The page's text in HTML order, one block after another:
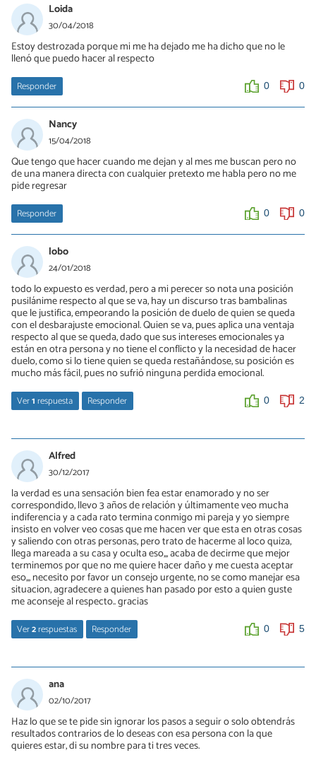
Loida
30/04/2018
Estoy destrozada porque mi me ha dejado me ha dicho que no le
llenó que puedo hacer al respecto
Responder 0 0
Nancy
15/04/2018
Que tengo que hacer cuando me dejan y al mes me buscan pero no
de una manera directa con cualquier pretexto me habla pero no me
pide regresar
Responder 0 0
lobo
24/01/2018
todo lo expuesto es verdad, pero a mi perecer so nota una posición
pusilánime respecto al que se va, hay un discurso tras bambalinas
que le justifica, empeorando la posición de duelo de quien se queda
con el desbarajuste emocional. Quien se va, pues aplica una ventaja
respecto al que se queda, dado que sus intereses emocionales ya
están en otra persona y no tiene el conflicto y la necesidad de hacer
duelo, como si lo tiene quien se queda restañándose, su posición es
mucho más fácil, pues no sufrió ninguna perdida emocional.
Ver1respuesta Responder 0 2
01/03/2022
El que desgarra emocionalmente ( el que deja) también sufre una
pérdida y También tiene que superar un duelo, quizás no tan
intenso como al que dejaron, pero incluso estando con una
nueva persona se tiene que hacer un duelo de la anterior porque
toda pérdida siempre es dolorosa y dejar a alguien aunque
estemos seguro También es perder. Todos tenemos siempre
conflictos y somos seres en falta
0
Alfred
30/12/2017
la verdad es una sensación bien fea estar enamorado y no ser
correspondido, llevo 3 años de relación y últimamente veo mucha
indiferencia y a cada rato termina conmigo mi pareja y yo siempre
insisto en volver veo cosas que me hacen ver que esta en otras cosas
y saliendo con otras personas, pero trato de hacerme al loco quiza,
llega mareada a su casa y oculta eso,,, acaba de decirme que mejor
terminemos por que no me quiere hacer daño y me cuesta aceptar
eso,,, necesito por favor un consejo urgente, no se como manejar esa
situacion, agradecere a quienes han pasado por esto a quien guste
me aconseje al respecto.. gracias
Ver2respuestas Responder 0 5
Te doy un consejo, dejala ir, evita cualquier contacto con ella, deja
que sienta que te pierde, quizas van a pasar meses en que no te
busque o no te hable, vas a pasarlo triste y vas a pensar que no le
importas, pero cuando empiece a sentir que te perdió, se va a dar
cuenta y va a aterrizar y te va a buscar, cuando vuelva, no se lo
ana
02/10/2017
Haz lo que se te pide sin ignorar los pasos a seguir o solo obtendrás
resultados contrarios de lo deseas con esa persona con la que
quieres estar, di su nombre para ti tres veces.